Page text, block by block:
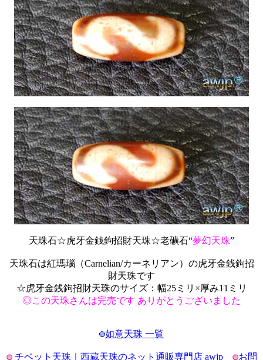
天珠石☆虎牙金銭鉤招財天珠☆老礦石“夢幻天珠”
天珠石は紅瑪瑙（Carnelian/カーネリアン）の虎牙金銭鉤招
財天珠です
☆虎牙金銭鉤招財天珠のサイズ：幅25ミリ×厚み11ミリ
◎この天珠さんは完売です ありがとうございました
如意天珠 一覧
チベット天珠｜西蔵天珠のネット通販専門店 awjp お問